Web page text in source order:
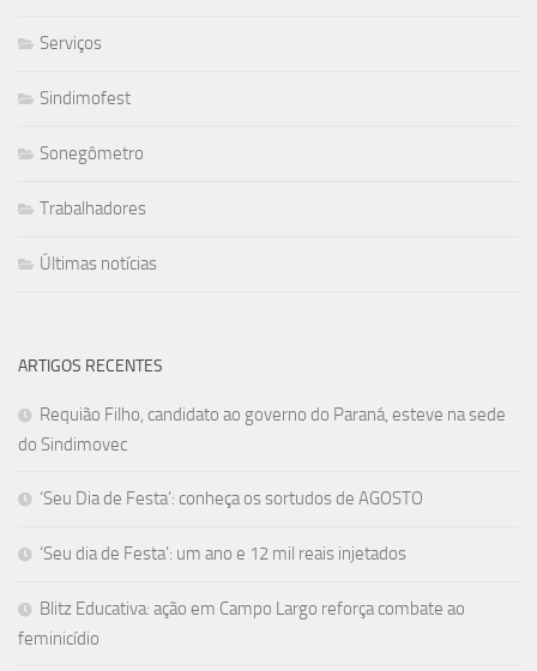
Serviços
Sindimofest
Sonegômetro
Trabalhadores
Últimas notícias
ARTIGOS RECENTES
Requião Filho, candidato ao governo do Paraná, esteve na sede
do Sindimovec
‘Seu Dia de Festa’: conheça os sortudos de AGOSTO
‘Seu dia de Festa’: um ano e 12 mil reais injetados
Blitz Educativa: ação em Campo Largo reforça combate ao
feminicídio